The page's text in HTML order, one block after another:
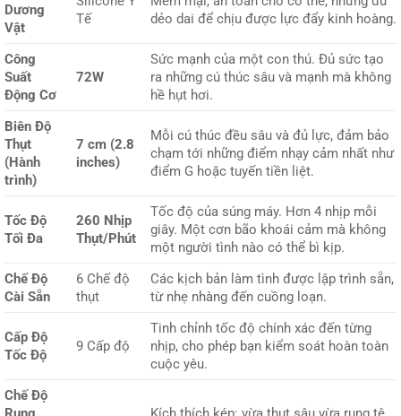
Dương
Vật
Tế
dẻo dai để chịu được lực đẩy kinh hoàng.
Công
Suất
Động Cơ
72W
Sức mạnh của một con thú. Đủ sức tạo
ra những cú thúc sâu và mạnh mà không
hề hụt hơi.
Biên Độ
Thụt
(Hành
trình)
7 cm (2.8
inches)
Mỗi cú thúc đều sâu và đủ lực, đảm bảo
chạm tới những điểm nhạy cảm nhất như
điểm G hoặc tuyến tiền liệt.
Tốc Độ
Tối Đa
260 Nhịp
Thụt/Phút
Tốc độ của súng máy. Hơn 4 nhịp mỗi
giây. Một cơn bão khoái cảm mà không
một người tình nào có thể bì kịp.
Chế Độ
Cài Sẵn
6 Chế độ
thụt
Các kịch bản làm tình được lập trình sẵn,
từ nhẹ nhàng đến cuồng loạn.
Cấp Độ
Tốc Độ
9 Cấp độ
Tinh chỉnh tốc độ chính xác đến từng
nhịp, cho phép bạn kiểm soát hoàn toàn
cuộc yêu.
Chế Độ